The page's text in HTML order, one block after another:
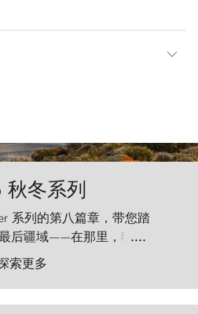
秋冬系列
系列的第八篇章，带您踏
后疆域——在那里，狂风
自然，而百内塔（Torres
砌的哨兵，傲然向苍穹发
挑战。
....
索更多